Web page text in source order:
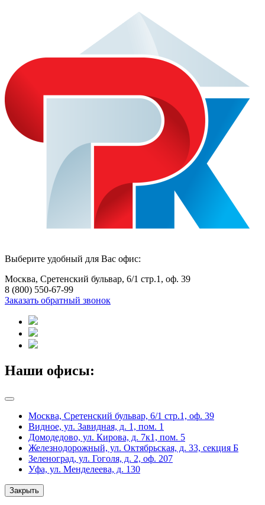
Выберите удобный для Вас офис:
Москва, Сретенский бульвар, 6/1 стр.1, оф. 39
8 (800) 550-67-99
Заказать обратный звонок
Наши офисы:
Москва, Сретенский бульвар, 6/1 стр.1, оф. 39
Видное, ул. Завидная, д. 1, пом. 1
Домодедово, ул. Кирова, д. 7к1, пом. 5
Железнодорожный, ул. Октябрьская, д. 33, секция Б
Зеленоград, ул. Гоголя, д. 2, оф. 207
Уфа, ул. Менделеева, д. 130
Закрыть